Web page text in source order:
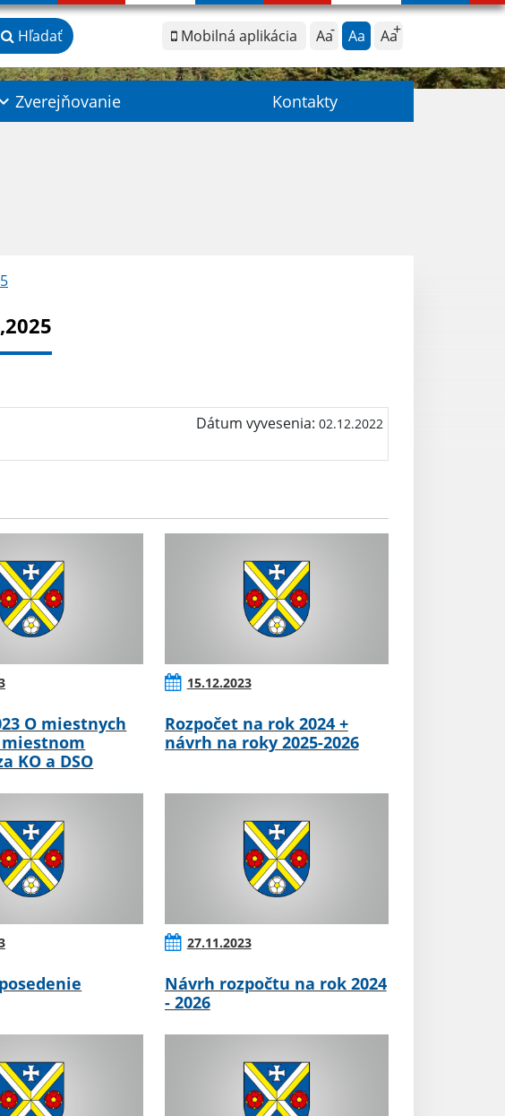
Mobilná aplikácia Aa Aa Aa
Hľadať
Zverejňovanie Kontakty
Dátum vyvesenia: 02.12.2022
O miestnych
KO a DSO
15.12.2023
Rozpočet na rok 2024 +
návrh na roky 2025-2026
27.11.2023
Návrh rozpočtu na rok 2024
- 2026